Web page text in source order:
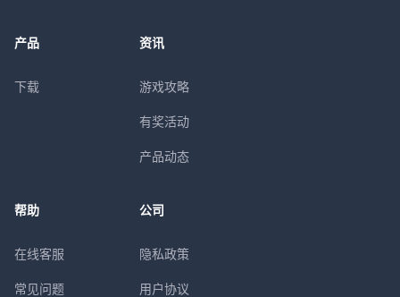
产品
下载
资讯
游戏攻略
有奖活动
产品动态
帮助
在线客服
常见问题
公司
隐私政策
用户协议